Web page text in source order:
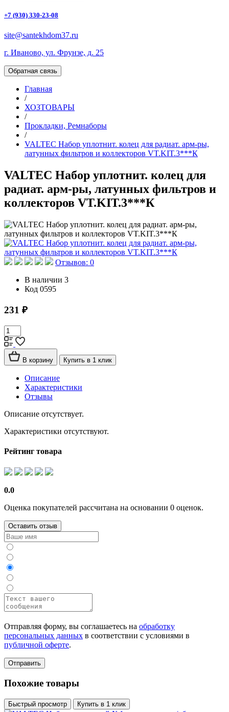
+7 (930) 330-23-08
site@santekhdom37.ru
г. Иваново, ул. Фрунзе, д. 25
Обратная связь
Главная
/
ХОЗТОВАРЫ
/
Прокладки, Ремнаборы
/
VALTEC Набор уплотнит. колец для радиат. арм-ры,
латунных фильтров и коллекторов VT.KIT.3***К
VALTEC Набор уплотнит. колец для
радиат. арм-ры, латунных фильтров и
коллекторов VT.KIT.3***К
Отзывов: 0
В наличии 3
Код 0595
231 ₽
В корзину Купить в 1 клик
Описание
Характеристики
Отзывы
Описание отсутствует.
Характеристики отсутствуют.
Рейтинг товара
0.0
Оценка покупателей рассчитана на основании 0 оценок.
Оставить отзыв
Отправляя форму, вы соглашаетесь на обработку
персональных данных в соответствии с условиями в
публичной оферте.
Отправить
Похожие товары
Быстрый просмотр Купить в 1 клик